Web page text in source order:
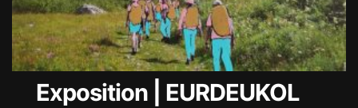
Exposition | EURDEUKOL